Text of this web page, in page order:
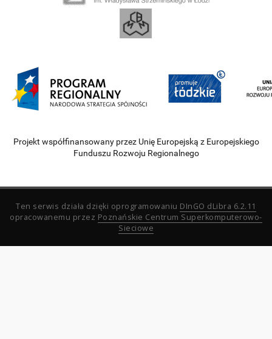
Projekt współfinansowany przez Unię Europejską z Europejskiego
Funduszu Rozwoju Regionalnego
Ten serwis działa dzięki oprogramowaniu DInGO dLibra 6.2.11
opracowanemu przez Poznańskie Centrum Superkomputerowo-
Sieciowe